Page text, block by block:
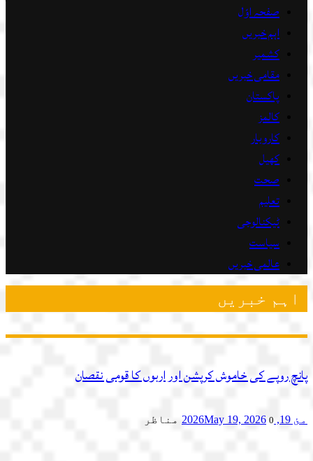
صفحہ اوّل
اہم خبریں
کشمیر
مقامی خبریں
پاکستان
کالمز
کاروبار
کھیل
صحت
تعلیم
ٹیکنالوجی
سیاست
عالمی خبریں
اہم خبریں
پانچ روپے کی خاموش کرپشن اور اربوں کا قومی نقصان
مئ 19, 2026 May 19, 2026 0 مناظر